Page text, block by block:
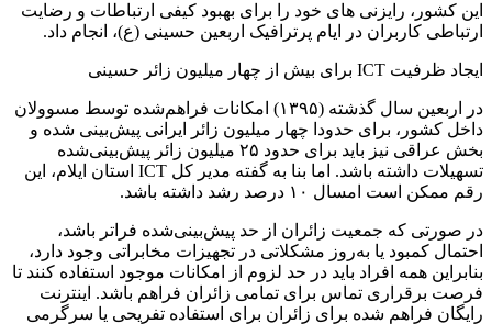
این کشور، رایزنی های خود را برای بهبود کیفی ارتباطات و رضایت
ارتباطی کاربران در ایام پرترافیک اربعین حسینی (ع)، انجام داد.
ایجاد ظرفیت ICT برای بیش از چهار میلیون زائر حسینی
در اربعین سال گذشته (۱۳۹۵) امکانات فراهم‌شده توسط مسوولان
داخل کشور، برای حدودا چهار میلیون زائر ایرانی پیش‌بینی شده و
بخش عراقی نیز باید برای حدود ۲۵ میلیون زائر پیش‌بینی‌شده
تسهیلات داشته باشد. اما بنا به گفته مدیر کل ICT استان ایلام، این
رقم ممکن است امسال ۱۰ درصد رشد داشته باشد.
در صورتی که جمعیت زائران از حد پیش‌بینی‌شده فراتر باشد،
احتمال کمبود یا به‌روز مشکلاتی در تجهیزات مخابراتی وجود دارد،
بنابراین همه افراد باید در حد لزوم از امکانات موجود استفاده کنند تا
فرصت برقراری تماس برای تمامی زائران فراهم باشد. اینترنت
رایگان فراهم شده برای زائران برای استفاده تفریحی یا سرگرمی